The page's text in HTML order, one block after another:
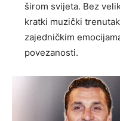
širom svijeta. Bez
kratki muzički
zajedničkim
povezanosti.